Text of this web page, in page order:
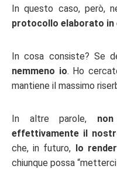
In questo caso, però,
protocollo elaborato in
In cosa consiste? Se
nemmeno io. Ho
mantiene il massimo
In altre parole,
effettivamente il
che, in futuro, lo
chiunque possa “metterci